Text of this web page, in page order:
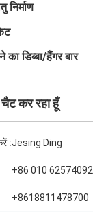
निर्माण
का डिब्बा/हैंगर बार
कर रहा हूँ
:Jesing Ding
+86 010 62574092
+8618811478700